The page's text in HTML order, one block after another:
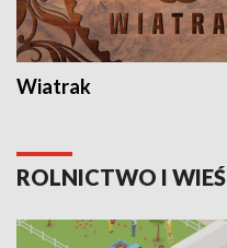
Wiatrak
ROLNICTWO I WIEŚ